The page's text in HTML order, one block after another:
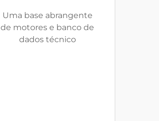
Uma base abrangente
de motores e banco de
dados técnico